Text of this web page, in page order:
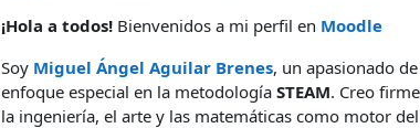
¡Hola a todos! Bienvenidos a mi perfil en Moodle
Soy Miguel Ángel Aguilar Brenes, un apasionado
enfoque especial en la metodología STEAM. Creo
la ingeniería, el arte y las matemáticas como motor